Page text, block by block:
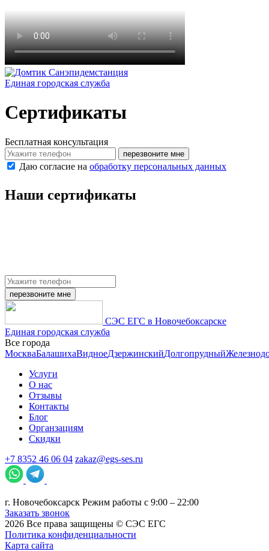
Санэпидемстанция
Единая городская служба
Сертификаты
Бесплатная консультация
перезвоните мне
Даю согласие на обработку персональных данных
Наши сертификаты
перезвоните мне
СЭС ЕГС в Новочебоксарске
Единая городская служба
Все города
МоскваБалашихаВидноеДзержинскийДолгопрудный
Услуги
О нас
Отзывы
Контакты
Блог
Органзациям
Скидки
+7 8352 46 06 04 zakaz@egs-ses.ru
г. Новочебоксарск Режим работы с 9:00 – 22:00
Заказать звонок
2026 Все права защищены © СЭС ЕГС
Политика конфиденциальности
Карта сайта